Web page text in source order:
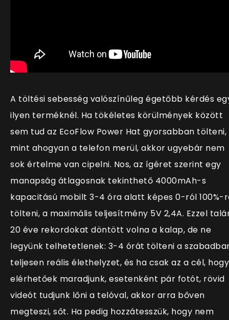
A töltési sebesség valószínűleg égetőbb kérdés
ilyen terméknél. Ha tökéletes körülmények között
sem tud az EcoFlow Power Hat gyorsabban tölteni,
mint ahogyan a telefon merül, akkor ugyebár nem
sok értelme van cipelni. Nos, az ígéret szerint egy
manapság átlagosnak tekinthető 4000mAh-s
kapacitású mobilt 3-4 óra alatt képes 0-ról 100%-
tölteni, a maximális teljesítmény 5V 2,4A. Ezzel
20 éve rekordokat döntött volna a kalap, de ne
legyünk telhetetlenek: 3-4 órát tölteni a
teljesen reális élethelyzet, és ha csak az a cél, hogy
elérhetőek maradjunk, esetenként pár fotót, rövid
videót tudjunk lőni a telóval, akkor arra bőven
megteszi, sőt. Ha pedig hozzátesszük, hogy nem